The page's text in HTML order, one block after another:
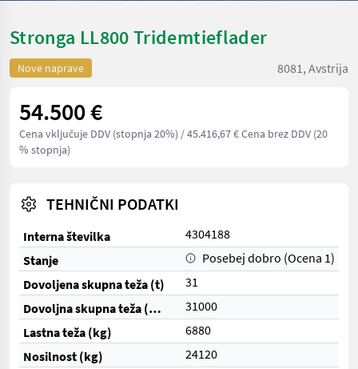
Stronga LL800 Tridemtieflader
Nove naprave 8081, Avstrija
54.500 €
Cena vključuje DDV (stopnja 20%) / 45.416,67 € Cena brez DDV (20
% stopnja)
TEHNIČNI PODATKI
Interna številka
4304188
Stanje
Posebej dobro (Ocena 1)
Dovoljena skupna teža (t)
31
Dovoljna skupna teža (kg)
31000
Lastna teža (kg)
6880
Nosilnost (kg)
24120